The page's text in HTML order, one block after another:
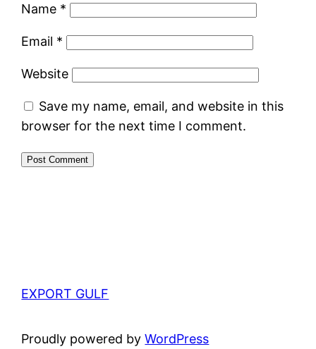
Name *
Email *
Website
Save my name, email, and website in this
browser for the next time I comment.
EXPORT GULF
Proudly powered byWordPress